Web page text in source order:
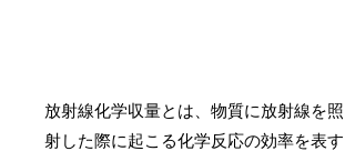
放射線化学収量とは、物質に放射線を照
射した際に起こる化学反応の効率を表す